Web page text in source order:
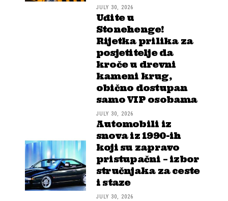
JULY 30, 2026
Uđite u
Stonehenge!
Rijetka prilika za
posjetitelje da
kroče u drevni
kameni krug,
obično dostupan
samo VIP osobama
JULY 30, 2026
Automobili iz
snova iz 1990-ih
koji su zapravo
pristupačni – izbor
stručnjaka za ceste
i staze
JULY 30, 2026